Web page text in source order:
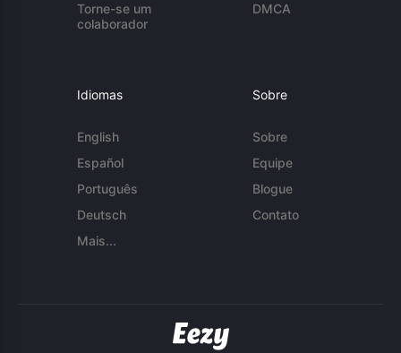
Torne-se um
colaborador
DMCA
Idiomas
English
Español
Português
Deutsch
Mais...
Sobre
Sobre
Equipe
Blogue
Contato